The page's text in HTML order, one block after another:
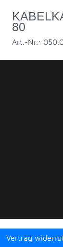
80
Art.-Nr.:
Vertrag